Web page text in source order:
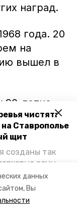
данных
Вы
чистят:
Ставрополье
щит
созданы так
зоны,
выхлопных
они с
и
узнала
наград.
года. 20
на
вышел в
летие
Шипулин
войны